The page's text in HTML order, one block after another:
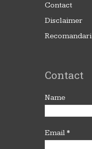
Contact
Disclaimer
Recomandari
Contact
Name
Email*